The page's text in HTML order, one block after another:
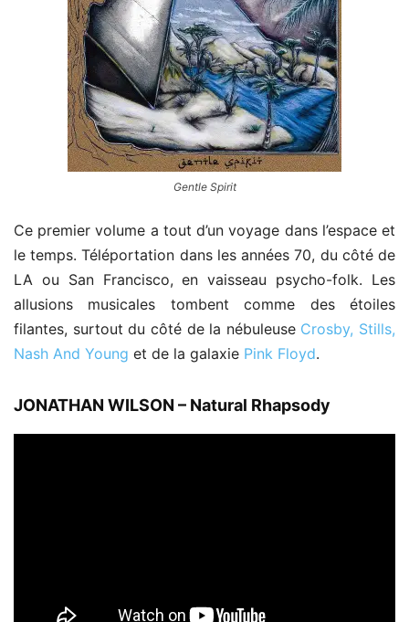
Gentle Spirit
Ce premier volume a tout d’un voyage dans l’espace et
le temps. Téléportation dans les années 70, du côté de
LA ou San Francisco, en vaisseau psycho-folk. Les
allusions musicales tombent comme des étoiles
filantes, surtout du côté de la nébuleuse Crosby, Stills,
Nash And Young et de la galaxie Pink Floyd.
JONATHAN WILSON – Natural Rhapsody